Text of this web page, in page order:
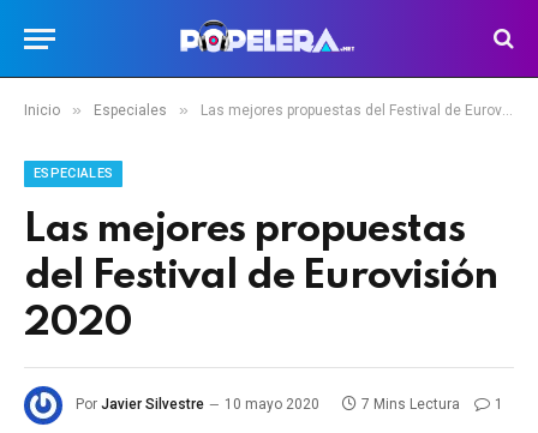
Inicio » Especiales » Las mejores propuestas del Festival de Eurovisión 2020
ESPECIALES
Las mejores propuestas
del Festival de Eurovisión
2020
Por Javier Silvestre 10 mayo 2020 7 Mins Lectura 1